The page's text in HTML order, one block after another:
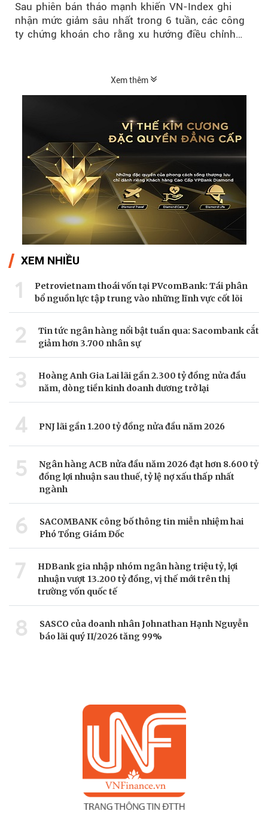
Sau phiên bán tháo mạnh khiến VN-Index ghi
nhận mức giảm sâu nhất trong 6 tuần, các công
ty chứng khoán cho rằng xu hướng điều chỉnh
Xem thêm
XEM NHIỀU
1
Petrovietnam thoái vốn tại PVcomBank: Tái phân
bổ nguồn lực tập trung vào những lĩnh vực cốt lõi
2
Tin tức ngân hàng nổi bật tuần qua: Sacombank cắt
giảm hơn 3.700 nhân sự
3
Hoàng Anh Gia Lai lãi gần 2.300 tỷ đồng nửa đầu
năm, dòng tiền kinh doanh dương trở lại
4 PNJ lãi gần 1.200 tỷ đồng nửa đầu năm 2026
5
Ngân hàng ACB nửa đầu năm 2026 đạt hơn 8.600 tỷ
đồng lợi nhuận sau thuế, tỷ lệ nợ xấu thấp nhất
ngành
6
SACOMBANK công bố thông tin miễn nhiệm hai
Phó Tổng Giám Đốc
7
HDBank gia nhập nhóm ngân hàng triệu tỷ, lợi
nhuận vượt 13.200 tỷ đồng, vị thế mới trên thị
trường vốn quốc tế
8
SASCO của doanh nhân Johnathan Hạnh Nguyễn
báo lãi quý II/2026 tăng 99%